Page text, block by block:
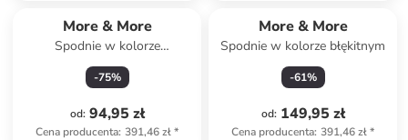
More & More
Spodnie w kolorze
jasnoróżowym
-75%
od: 94,95 zł
Cena producenta: 391,46 zł*
More & More
Spodnie w kolorze błękitnym
-61%
od: 149,95 zł
Cena producenta: 391,46 zł*